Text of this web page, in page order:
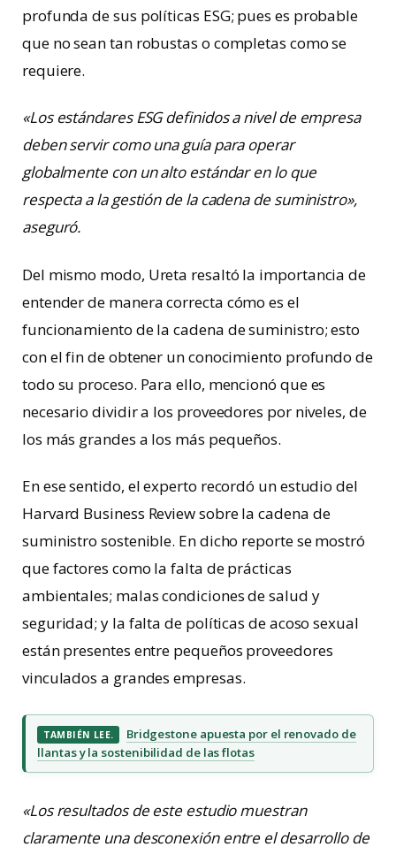
profunda de sus políticas ESG; pues es probable
que no sean tan robustas o completas como se
requiere.
«Los estándares ESG definidos a nivel de empresa
deben servir como una guía para operar
globalmente con un alto estándar en lo que
respecta a la gestión de la cadena de suministro»,
aseguró.
Del mismo modo, Ureta resaltó la importancia de
entender de manera correcta cómo es el
funcionamiento de la cadena de suministro; esto
con el fin de obtener un conocimiento profundo de
todo su proceso. Para ello, mencionó que es
necesario dividir a los proveedores por niveles, de
los más grandes a los más pequeños.
En ese sentido, el experto recordó un estudio del
Harvard Business Review sobre la cadena de
suministro sostenible. En dicho reporte se mostró
que factores como la falta de prácticas
ambientales; malas condiciones de salud y
seguridad; y la falta de políticas de acoso sexual
están presentes entre pequeños proveedores
vinculados a grandes empresas.
TAMBIÉN LEE.
Bridgestone apuesta por el renovado de
llantas y la sostenibilidad de las flotas
«Los resultados de este estudio muestran
claramente una desconexión entre el desarrollo de